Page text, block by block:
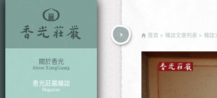
關於香光
About XiangGuang
香光莊嚴雜誌
Magazine
首頁 雜誌文章列表 雜誌